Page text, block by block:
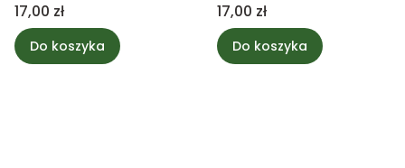
8,5cm
Cena
17,00 zł
Do koszyka
Cena
17,00 zł
Do koszyka